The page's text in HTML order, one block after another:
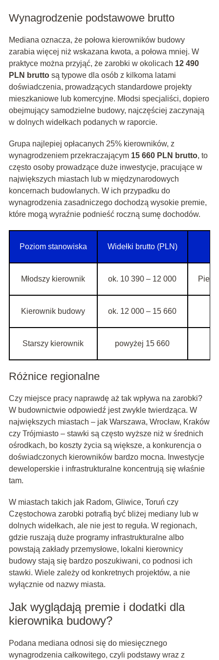
Wynagrodzenie podstawowe brutto
Mediana oznacza, że połowa kierowników budowy
zarabia więcej niż wskazana kwota, a połowa mniej. W
praktyce można przyjąć, że zarobki w okolicach 12 490
PLN bruttosą typowe dla osób z kilkoma latami
doświadczenia, prowadzących standardowe projekty
mieszkaniowe lub komercyjne. Młodsi specjaliści, dopiero
obejmujący samodzielne budowy, najczęściej zaczynają
w dolnych widełkach podanych w raporcie.
Grupa najlepiej opłacanych 25% kierowników, z
wynagrodzeniem przekraczającym 15 660 PLN brutto, to
często osoby prowadzące duże inwestycje, pracujące w
największych miastach lub w międzynarodowych
koncernach budowlanych. W ich przypadku do
wynagrodzenia zasadniczego dochodzą wysokie premie,
które mogą wyraźnie podnieść roczną sumę dochodów.
Poziom stanowiska Widełki brutto (PLN)
Młodszy kierownik ok. 10 390 – 12 000
Kierownik budowy ok. 12 000 – 15 660
Starszy kierownik powyżej 15 660
Różnice regionalne
Czy miejsce pracy naprawdę aż tak wpływa na zarobki?
W budownictwie odpowiedź jest zwykle twierdząca. W
największych miastach – jak Warszawa, Wrocław, Kraków
czy Trójmiasto – stawki są często wyższe niż w średnich
ośrodkach, bo koszty życia są większe, a konkurencja o
doświadczonych kierowników bardzo mocna. Inwestycje
deweloperskie i infrastrukturalne koncentrują się właśnie
tam.
W miastach takich jak Radom, Gliwice, Toruń czy
Częstochowa zarobki potrafią być bliżej mediany lub w
dolnych widełkach, ale nie jest to reguła. W regionach,
gdzie ruszają duże programy infrastrukturalne albo
powstają zakłady przemysłowe, lokalni kierownicy
budowy stają się bardzo poszukiwani, co podnosi ich
stawki. Wiele zależy od konkretnych projektów, a nie
wyłącznie od nazwy miasta.
Jak wyglądają premie i dodatki dla
kierownika budowy?
Podana mediana odnosi się do miesięcznego
wynagrodzenia całkowitego, czyli podstawy wraz z